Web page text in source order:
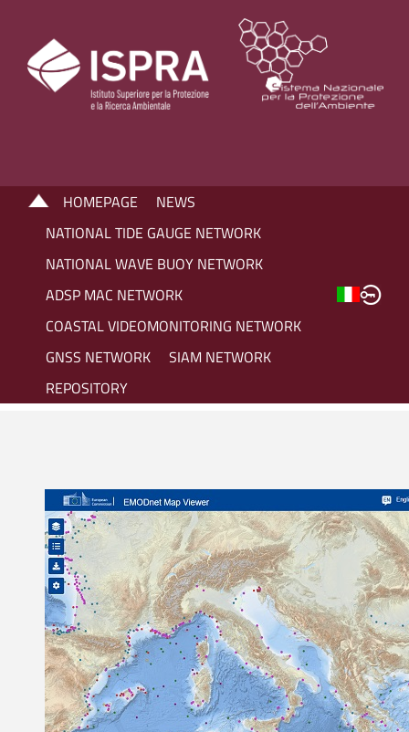
HOMEPAGE
NEWS
NATIONAL TIDE GAUGE NETWORK
NATIONAL WAVE BUOY NETWORK
ADSP MAC NETWORK
COASTAL VIDEOMONITORING NETWORK
GNSS NETWORK
SIAM NETWORK
REPOSITORY